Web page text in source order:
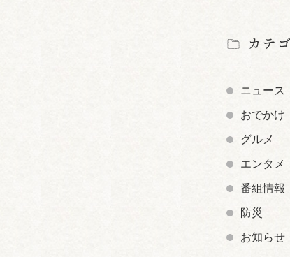
カテ
ニュース
おでかけ
グルメ
エンタメ
番組情報
防災
お知らせ